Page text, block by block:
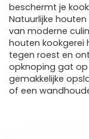
beschermt je
Natuurlijke
van moderne
houten kookgerei
tegen roest en
opknoping gat
gemakkelijke
of een